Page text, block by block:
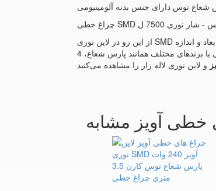
شعاع توس دارای جنس بدنه آلومینیومی
از این رو در لاین نوری SMD آویز 80 وات پارس شعاع توس کارن 1.2 متری چراغ خطی و لاین نوری لاله زار می‌توانید انواع چراغ خطی مگنتی سفارشی را با نام ال فارو در ابعاد و اندازه
های مختلف و همچنین اشکال سفارشی خریداری نمایید. البته انواع چراغ های خطی با برندهای مختلف همانند پارس شعاع، 4M، آرند، FEC، بروکس، تابشگران و غیره را می‌توانید در چراغ
خطی آویز مشابه